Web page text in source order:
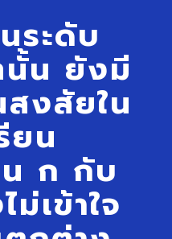
ระดับ
น ยังมี
งสัยใน
ยน
น ก กับ
เข้าใจ